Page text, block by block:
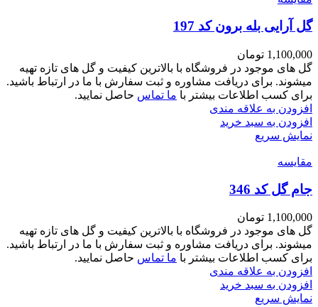
گل آرایی بله برون کد 197
1,100,000 تومان
گل های موجود در فروشگاه با بالاترین کیفیت و گل های تازه تهیه
میشوند. برای دریافت مشاوره و ثبت سفارش با ما در ارتباط باشید.
برای کسب اطلاعات بیشتر با ما تماس حاصل نمایید.
افزودن به علاقه مندی
افزودن به سبد خرید
نمایش سریع
مقايسه
جام گل کد 346
1,100,000 تومان
گل های موجود در فروشگاه با بالاترین کیفیت و گل های تازه تهیه
میشوند. برای دریافت مشاوره و ثبت سفارش با ما در ارتباط باشید.
برای کسب اطلاعات بیشتر با ما تماس حاصل نمایید.
افزودن به علاقه مندی
افزودن به سبد خرید
نمایش سریع